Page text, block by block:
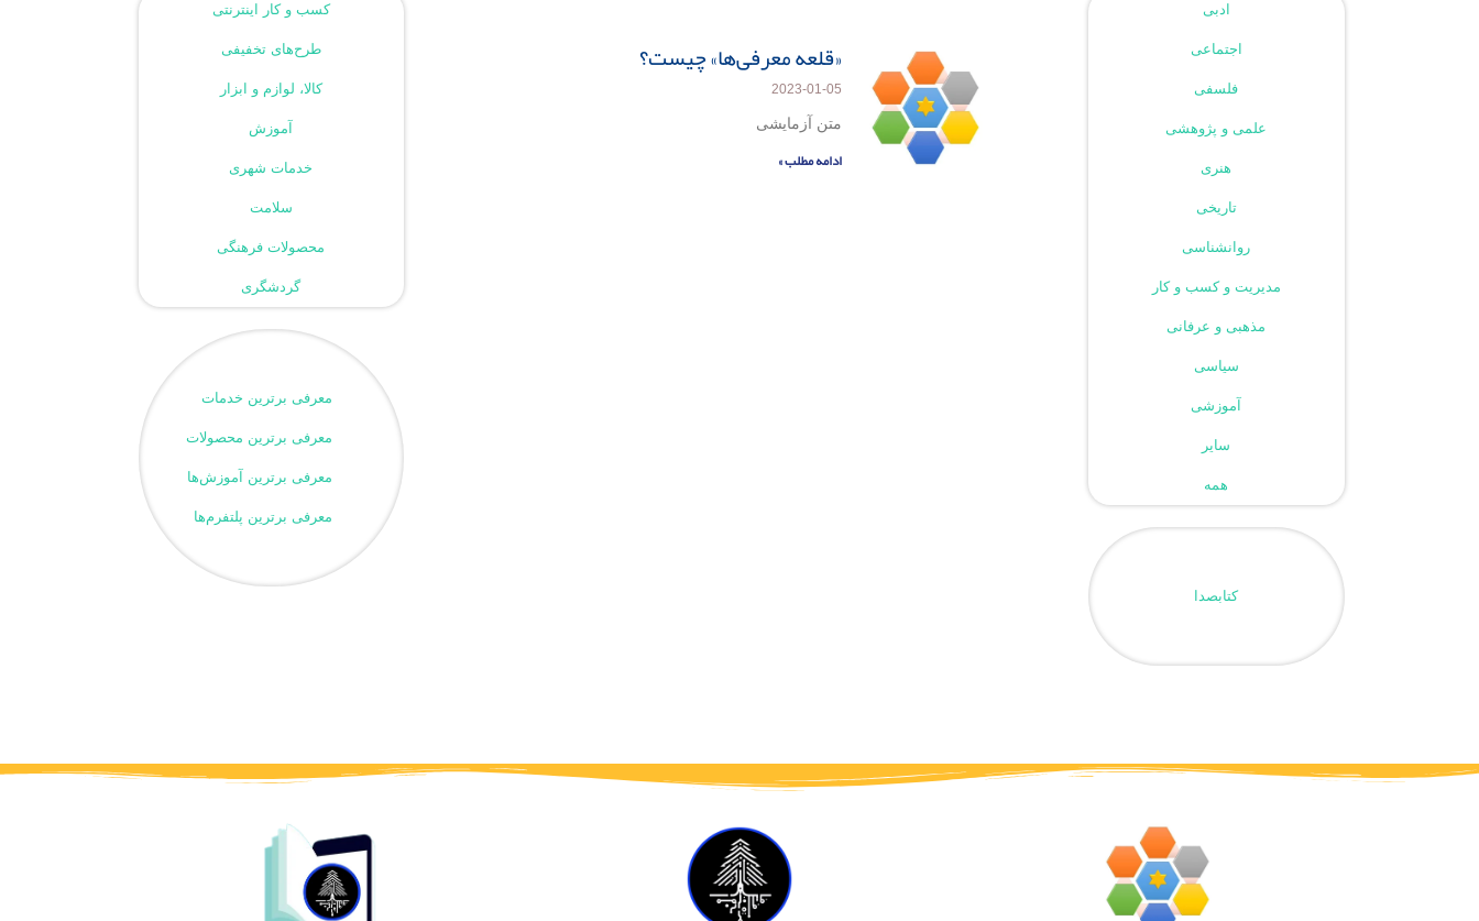
ادبی
اجتماعی
فلسفی
علمی و پژوهشی
هنری
تاریخی
روانشناسی
مدیریت و کسب و کار
مذهبی و عرفانی
سیاسی
آموزشی
سایر
همه
کتابصدا
«قلعه معرفی‌ها» چیست؟
2023-01-05
متن آزمایشی
ادامه مطلب »
کسب و کار اینترنتی
طرح‌های تخفیفی
کالا، لوازم و ابزار
آموزش
خدمات شهری
سلامت
محصولات فرهنگی
گردشگری
معرفی برترین خدمات
معرفی برترین محصولات
معرفی برترین آموزش‌ها
معرفی برترین پلتفرم‌ها